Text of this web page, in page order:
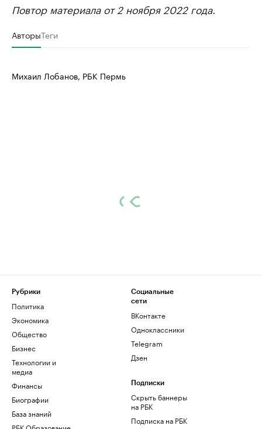
Повтор материала от 2 ноября 2022 года.
АвторыТеги
Михаил Лобанов, РБК Пермь
Рубрики
Политика
Экономика
Общество
Бизнес
Технологии и
медиа
Финансы
Биографии
База знаний
Социальные
сети
ВКонтакте
Одноклассники
Telegram
Дзен
Подписки
Скрыть баннеры
на РБК
Подписка на РБК